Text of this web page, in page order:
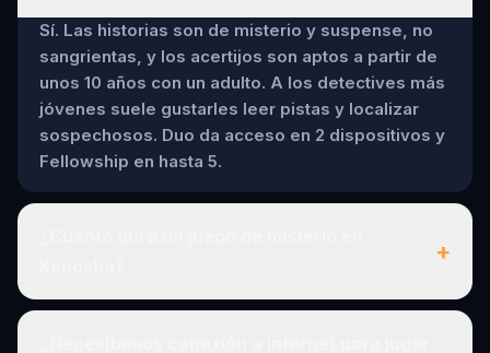
Sí. Las historias son de misterio y suspense, no
sangrientas, y los acertijos son aptos a partir de
unos 10 años con un adulto. A los detectives más
jóvenes suele gustarles leer pistas y localizar
sospechosos. Duo da acceso en 2 dispositivos y
Fellowship en hasta 5.
+